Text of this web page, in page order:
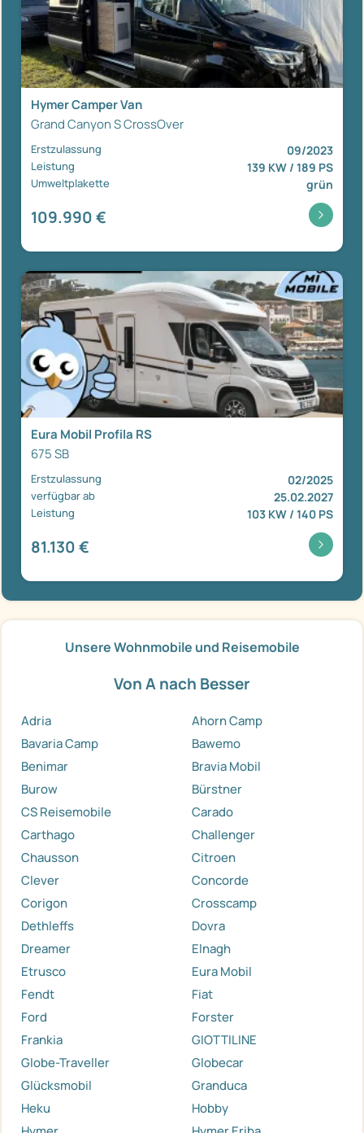
Hymer Camper Van
Grand Canyon S CrossOver
Erstzulassung 09/2023
Leistung 139 KW / 189 PS
Umweltplakette grün
109.990 €
Eura Mobil Profila RS
675 SB
Erstzulassung 02/2025
verfügbar ab 25.02.2027
Leistung 103 KW / 140 PS
81.130 €
Unsere Wohnmobile und Reisemobile
Von A nach Besser
Adria
Ahorn Camp
Bavaria Camp
Bawemo
Benimar
Bravia Mobil
Burow
Bürstner
CS Reisemobile
Carado
Carthago
Challenger
Chausson
Citroen
Clever
Concorde
Corigon
Crosscamp
Dethleffs
Dovra
Dreamer
Elnagh
Etrusco
Eura Mobil
Fendt
Fiat
Ford
Forster
Frankia
GIOTTILINE
Globe-Traveller
Globecar
Glücksmobil
Granduca
Heku
Hobby